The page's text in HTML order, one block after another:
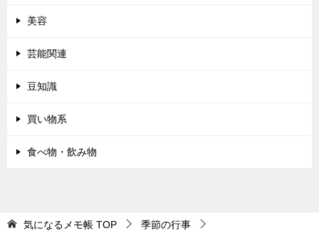
美容
芸能関連
豆知識
買い物系
食べ物・飲み物
気になるメモ帳 TOP 季節の行事